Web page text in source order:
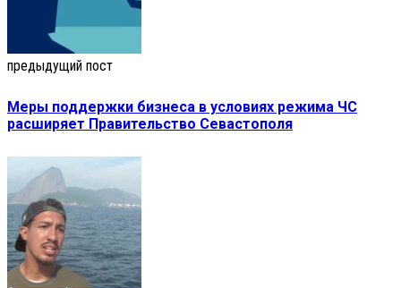
предыдущий пост
Меры поддержки бизнеса в условиях режима ЧС
расширяет Правительство Севастополя